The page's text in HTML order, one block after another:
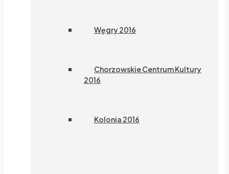
Węgry 2016
Chorzowskie Centrum Kultury
2016
Kolonia 2016